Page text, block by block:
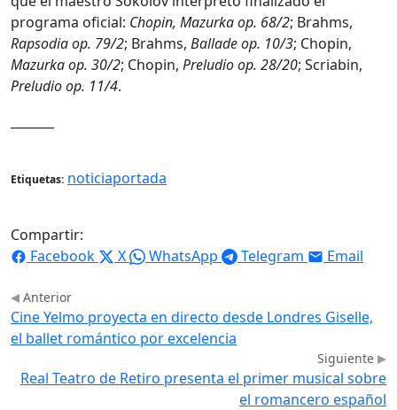
programa oficial: Chopin, Mazurka op. 68/2; Brahms,
Rapsodia op. 79/2; Brahms, Ballade op. 10/3; Chopin,
Mazurka op. 30/2; Chopin, Preludio op. 28/20; Scriabin,
Preludio op. 11/4.
Etiquetas: noticiaportada
Compartir:
Facebook
X WhatsApp Telegram Email
Anterior
Cine Yelmo proyecta en directo desde Londres Giselle,
el ballet romántico por excelencia
Siguiente
Real Teatro de Retiro presenta el primer musical sobre
el romancero español